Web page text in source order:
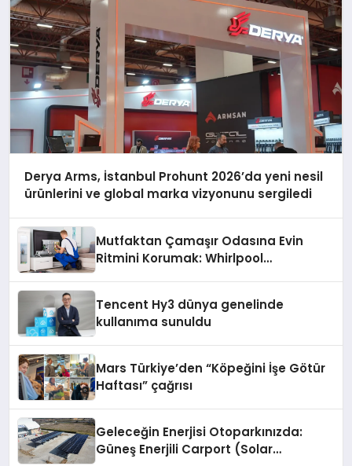
Derya Arms, İstanbul Prohunt 2026’da yeni nesil
ürünlerini ve global marka vizyonunu sergiledi
Mutfaktan Çamaşır Odasına Evin
Ritmini Korumak: Whirlpool
Tencent Hy3 dünya genelinde
kullanıma sunuldu
Mars Türkiye’den “Köpeğini İşe Götür
Haftası” çağrısı
Geleceğin Enerjisi Otoparkınızda:
Güneş Enerjili Carport (Solar